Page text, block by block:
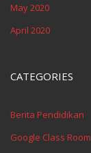
May 2020
April 2020
CATEGORIES
Berita Pendidikan
Google Class Room